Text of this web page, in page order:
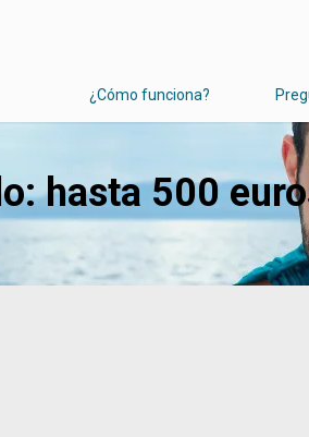
¿Cómo funciona?
hasta 500